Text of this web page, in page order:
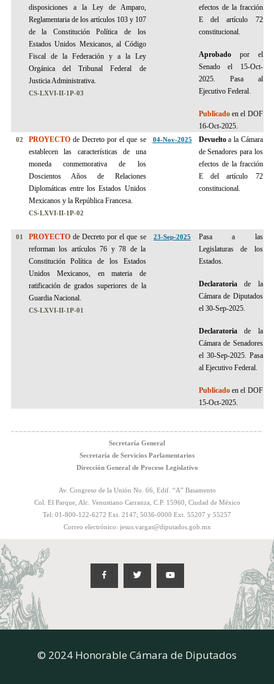
disposiciones a la Ley de Amparo,
Reglamentaria de los artículos 103 y 107
de la Constitución Política de los
Estados Unidos Mexicanos, al Código
Fiscal de la Federación y a la Ley
Orgánica del Tribunal Federal de
Justicia Administrativa.
CS-LXVI-II-1P-03
efectos de la fracción
E del artículo 72
constitucional.
Aprobadopor el
Senado el 15-Oct-
2025. Pasa al
Ejecutivo Federal.
Publicadoen el DOF
16-Oct-2025.
02 PROYECTOde Decreto por el que se
establecen las características de una
moneda conmemorativa de los
Doscientos Años de Relaciones
Diplomáticas entre los Estados Unidos
Mexicanos y la República Francesa.
CS-LXVI-II-1P-02
04-Nov-2025 Devueltoa la Cámara
de Senadores para los
efectos de la fracción
E del artículo 72
constitucional.
01 PROYECTOde Decreto por el que se
reforman los artículos 76 y 78 de la
Constitución Política de los Estados
Unidos Mexicanos, en materia de
ratificación de grados superiores de la
Guardia Nacional.
CS-LXVI-II-1P-01
23-Sep-2025
Pasa a las
Legislaturas de los
Estados.
Declaratoria de la
Cámara de Diputados
el 30-Sep-2025.
Declaratoriade la
Cámara de Senadores
el 30-Sep-2025. Pasa
al Ejecutivo Federal.
Publicadoen el DOF
15-Oct-2025.
Secretaría General
Secretaría de Servicios Parlamentarios
Dirección General de Proceso Legislativo
Av. Congreso de la Unión No. 66, Edif. “A” Basamento
Col. El Parque, Alc. Venustiano Carranza, C.P. 15960, Ciudad de México
Tel: 01-800-122-6272 Ext. 2147; 5036-0000 Ext. 55207 y 55257
Correo electrónico: jesus.vargas@diputados.gob.mx
© 2024 Honorable Cámara de Diputados